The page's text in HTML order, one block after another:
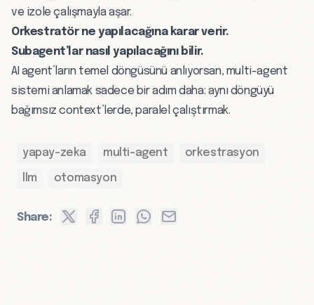
ve izole çalışmayla aşar.
Orkestratör ne yapılacağına karar verir.
Subagent’lar nasıl yapılacağını bilir.
AI agent’ların temel döngüsünü anlıyorsan, multi-agent
sistemi anlamak sadece bir adım daha: aynı döngüyü
bağımsız context’lerde, paralel çalıştırmak.
yapay-zeka multi-agent orkestrasyon
llm otomasyon
Share: